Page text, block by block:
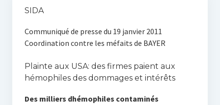
Impressum
SPENDEN
SIDA
Communiqué de presse du 19 janvier 2011
Coordination contre les méfaits de BAYER
Plainte aux USA: des firmes paient aux
hémophiles des dommages et intérêts
Des milliers dhémophiles contaminés